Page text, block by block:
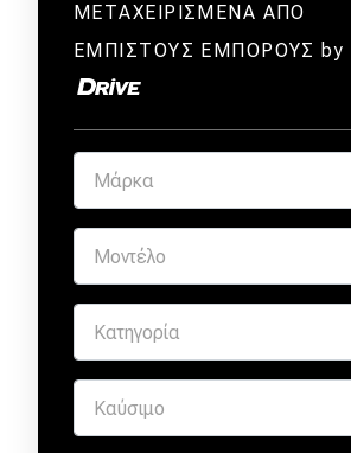
ΜΕΤΑΧΕΙΡΙΣΜΕΝΑ ΑΠΟ
ΕΜΠΙΣΤΟΥΣ ΕΜΠΟΡΟΥΣ by